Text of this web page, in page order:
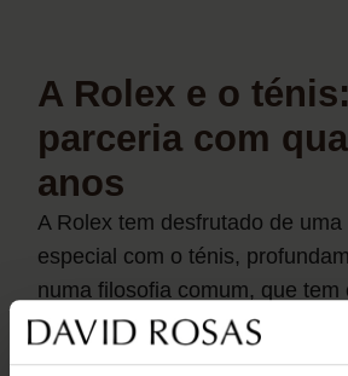
A Rolex e o
parceria com
anos
A Rolex tem desfrutado de uma
especial com o ténis,
numa filosofia comum, que tem
a busca contínua da excelência,
alcançar precisão e inovação,